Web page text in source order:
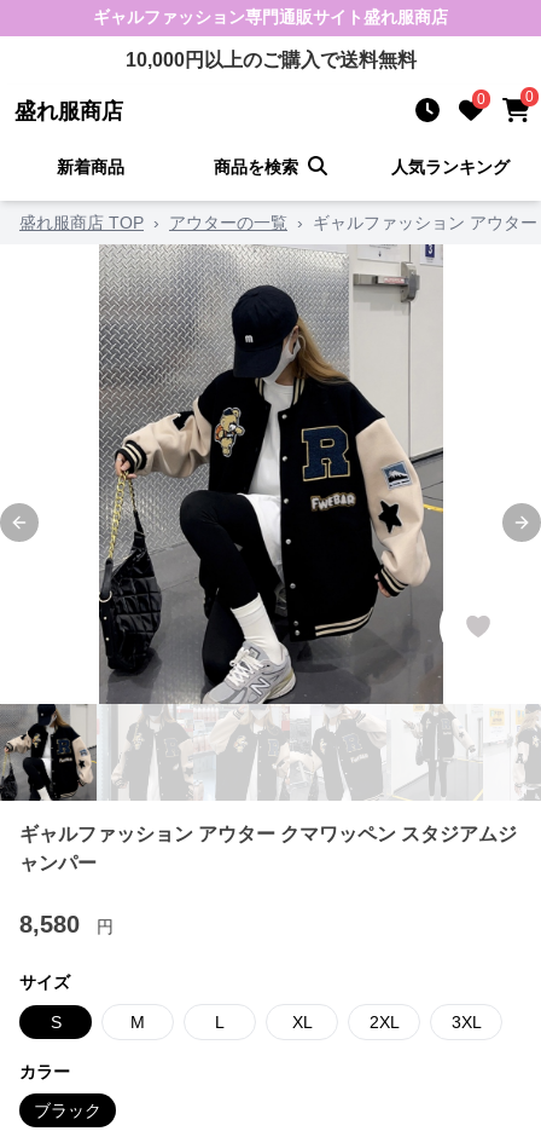
ギャルファッション専門通販サイト盛れ服商店
10,000円以上のご購入で送料無料
盛れ服商店 0 0
新着商品 商品を検索 人気ランキング
盛れ服商店 TOP › アウターの一覧 › ギャルファッション アウタ
Previous slide
ギャルファッション アウター クマワッペン スタジアムジ
ャンパー
8,580 円
サイズ
S M L XL 2XL 3XL
カラー
ブラック